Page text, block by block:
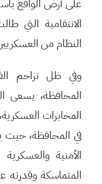
الانتقامية التي
النظام من
وفي ظل تزاحم
المحافظة، يسعى
المخابرات
في المحافظة، حيث
الأمنية
المتماسكة وقدرته